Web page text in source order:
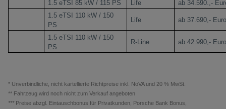
1.5 eTSI 85 kW / 115 PS
Life
ab 34.590.,-
1.5 eTSI 110 kW / 150
PS
Life ab 37.690,-
1.5 eTSI 110 kW / 150
PS
R-Line ab 42.990,-
* Unverbindliche, nicht kartellierte Richtpreise inkl. NoVA und 20 % MwSt.
** Fahrzeug wird noch nicht zum Verkauf angeboten
*** Preise abzgl. Eintauschbonus für Privatkunden, Porsche Bank Bonus,